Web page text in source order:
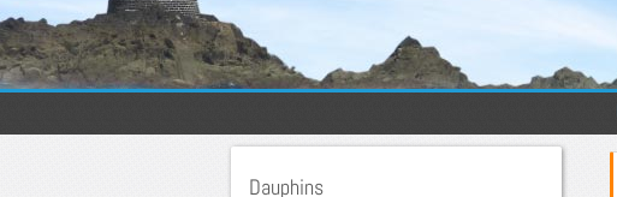
Dauphins